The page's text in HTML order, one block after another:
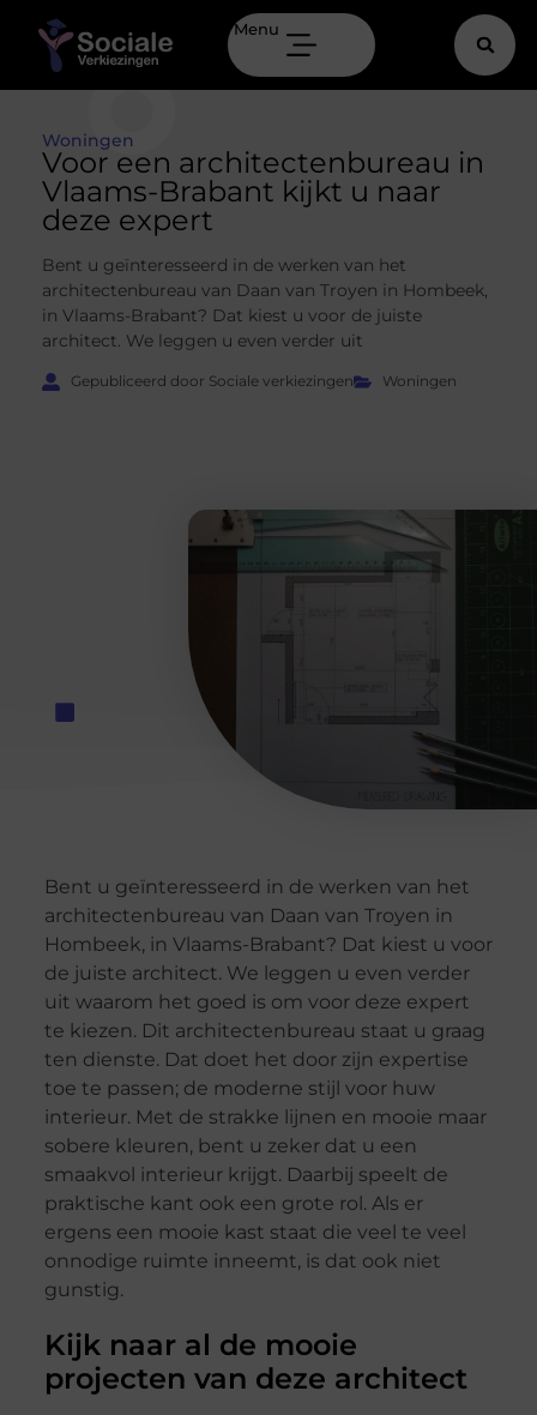
Menu
Woningen
Voor een architectenbureau in
Vlaams-Brabant kijkt u naar
deze expert
Bent u geïnteresseerd in de werken van het
architectenbureau van Daan van Troyen in Hombeek,
in Vlaams-Brabant? Dat kiest u voor de juiste
architect. We leggen u even verder uit
Gepubliceerd door Sociale verkiezingen Woningen
Bent u geïnteresseerd in de werken van het
architectenbureau van Daan van Troyen in
Hombeek, in Vlaams-Brabant? Dat kiest u voor
de juiste architect. We leggen u even verder
uit waarom het goed is om voor deze expert
te kiezen. Dit architectenbureau staat u graag
ten dienste. Dat doet het door zijn expertise
toe te passen; de moderne stijl voor huw
interieur. Met de strakke lijnen en mooie maar
sobere kleuren, bent u zeker dat u een
smaakvol interieur krijgt. Daarbij speelt de
praktische kant ook een grote rol. Als er
ergens een mooie kast staat die veel te veel
onnodige ruimte inneemt, is dat ook niet
gunstig.
Kijk naar al de mooie
projecten van deze architect